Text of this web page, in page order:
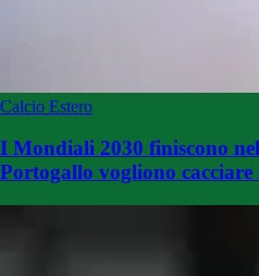
Calcio Estero
I Mondiali 2030 finiscono
Portogallo vogliono